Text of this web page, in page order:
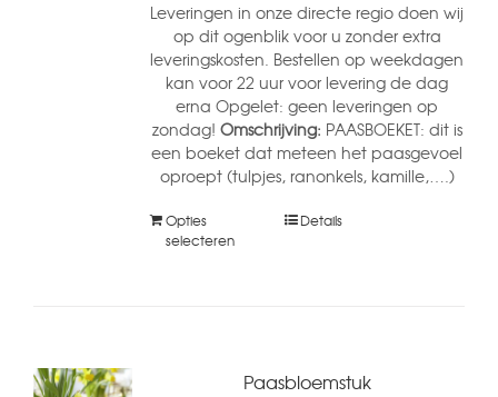
Leveringen in onze directe regio doen wij
op dit ogenblik voor u zonder extra
leveringskosten. Bestellen op weekdagen
kan voor 22 uur voor levering de dag
erna Opgelet: geen leveringen op
zondag! Omschrijving: PAASBOEKET: dit is
een boeket dat meteen het paasgevoel
oproept (tulpjes, ranonkels, kamille,….)
Opties
selecteren
Details
Paasbloemstuk